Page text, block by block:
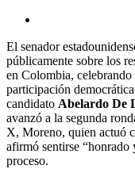
El senador
públicamente sobre los
en Colombia,
participación
candidato Abelardo De
avanzó a la segunda
X, Moreno, quien actuó
afirmó sentirse “honrado
proceso.